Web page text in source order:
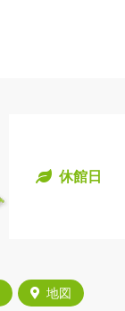
休館日
地図